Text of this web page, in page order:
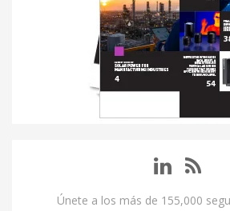
Únete a los más de 155,000